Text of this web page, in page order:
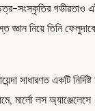
সংস্কৃতির গভীরতাও
জ্ঞান নিয়ে তিনি
সাধারণত একটি
মার্লো লস